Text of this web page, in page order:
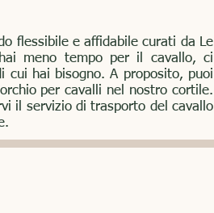
flessibile e affidabile curati da Le
meno tempo per il cavallo, ci
cui hai bisogno. A proposito, puoi
per cavalli nel nostro cortile.
il servizio di trasporto del cavallo